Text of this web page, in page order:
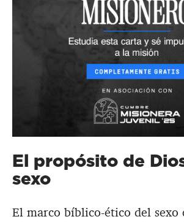
El propósito de
sexo
El marco bíblico-ético del sexo